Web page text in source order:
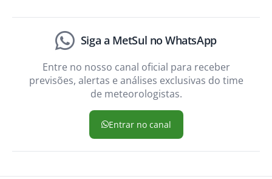
Siga a MetSul no WhatsApp
Entre no nosso canal oficial para receber
previsões, alertas e análises exclusivas do time
de meteorologistas.
Entrar no canal